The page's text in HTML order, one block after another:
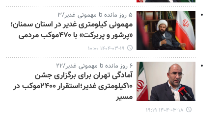
۵ روز مانده تا مهمونی غدیر/۳
مهمونی کیلومتری غدیر در استان سمنان؛
«پرشور و پربرکت» با ۴۷۰موکب مردمی
۱۴۰۴-۰۳-۱۹ ۱۰:۰۰
۶ روز مانده تا مهمونی غدیر/۲۲
آمادگی تهران برای برگزاری جشن
۱۰کیلومتری غدیر؛استقرار ۲۴۰۰موکب در
مسیر
۱۴۰۴-۰۳-۱۸ ۱۹:۱۹